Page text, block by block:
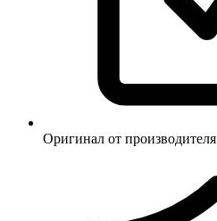
Оригинал от производителя